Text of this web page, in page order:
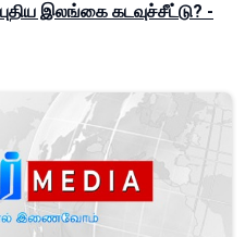
புதிய இலங்கை கடவுச்சீட்டு? -